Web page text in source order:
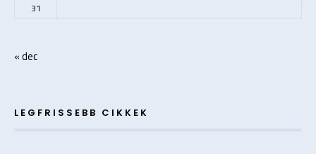
31
« dec
LEGFRISSEBB CIKKEK